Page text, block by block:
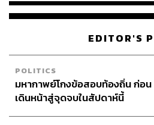
EDITOR'S
POLITICS
มหากาพย์โกงข้อสอบท้องถิ่น ก่อน
เดินหน้าสู่จุดจบในสัปดาห์นี้